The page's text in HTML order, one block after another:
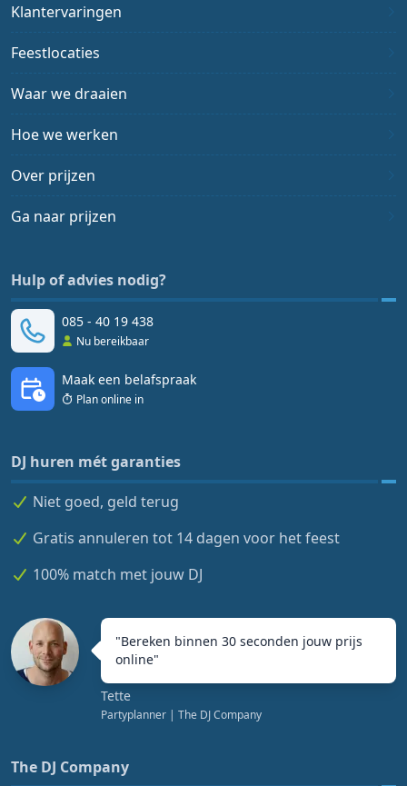
Klantervaringen
Feestlocaties
Waar we draaien
Hoe we werken
Over prijzen
Ga naar prijzen
Hulp of advies nodig?
085 - 40 19 438
Nu bereikbaar
Maak een belafspraak
Plan online in
DJ huren mét garanties
Niet goed, geld terug
Gratis annuleren tot 14 dagen voor het feest
100% match met jouw DJ
"Bereken binnen 30 seconden jouw prijs
online"
Tette
Partyplanner | The DJ Company
The DJ Company